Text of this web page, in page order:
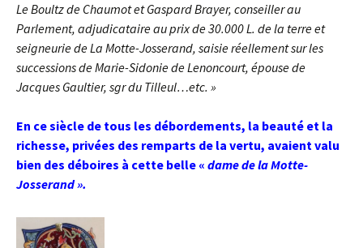
Le Boultz de Chaumot et Gaspard Brayer, conseiller au
Parlement, adjudicataire au prix de 30.000 L. de la terre et
seigneurie de La Motte-Josserand, saisie réellement sur les
successions de Marie-Sidonie de Lenoncourt, épouse de
Jacques Gaultier, sgr du Tilleul…etc. »
En ce siècle de tous les débordements, la beauté et la
richesse, privées des remparts de la vertu, avaient valu
bien des déboires à cette belle « dame de la Motte-
Josserand ».